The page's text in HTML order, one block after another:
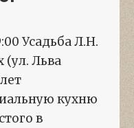
Усадьба Л.Н.
(ул. Льва
кухню
в